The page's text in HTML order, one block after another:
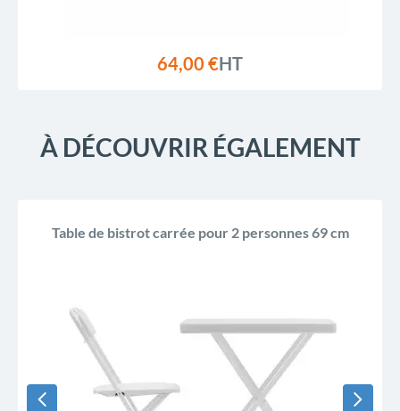
64,00 €HT
À DÉCOUVRIR ÉGALEMENT
Table de bistrot carrée pour 2 personnes 69 cm